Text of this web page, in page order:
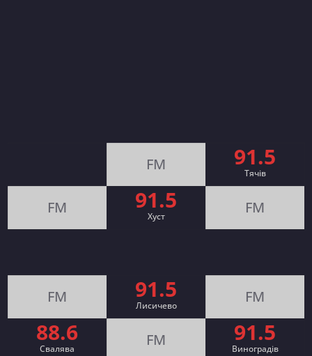
FM 91.5
Тячів
FM 91.5
Хуст FM
FM 91.5
Лисичево FM
88.6
Свалява FM 91.5
Виноградів